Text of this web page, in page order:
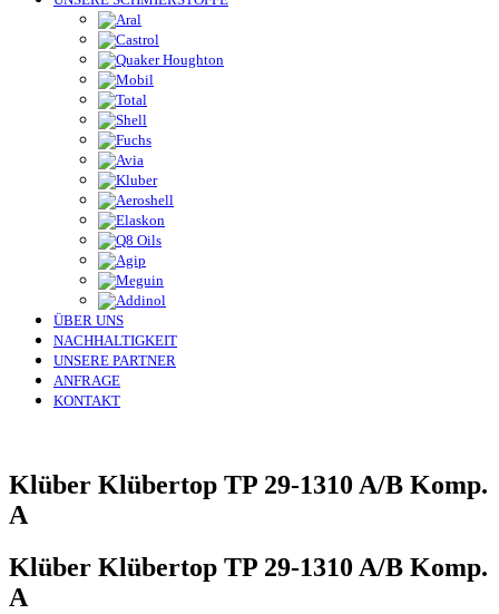
ÜBER UNS
NACHHALTIGKEIT
UNSERE PARTNER
ANFRAGE
KONTAKT
Klüber Klübertop TP 29-1310 A/B Komp.
A
Klüber Klübertop TP 29-1310 A/B Komp.
A